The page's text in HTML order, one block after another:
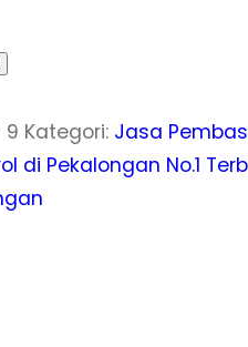
9 Kategori: Jasa
di Pekalongan No.1